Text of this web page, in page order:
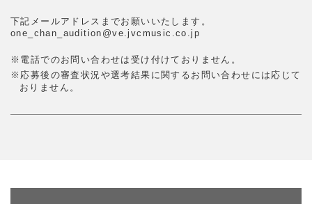
下記メールアドレスまでお願いいたします。
one_chan_audition@ve.jvcmusic.co.jp
※電話でのお問い合わせは受け付けておりません。
※応募後の審査状況や選考結果に関するお問い合わせには応じて
おりません。